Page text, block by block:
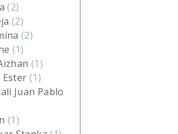
(2)
(2)
(2)
(1)
(1)
(1)
Juan Pablo
(1)